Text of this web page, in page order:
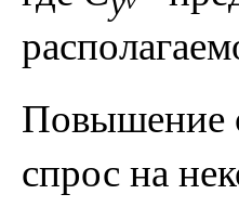
Повышение
спрос на